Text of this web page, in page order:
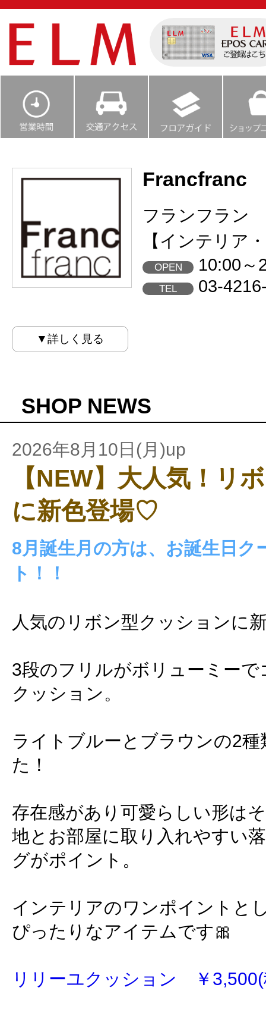
Francfranc
フランフラン
【インテリア
OPEN 10:00～
TEL 03-
▼詳しく見る
SHOP NEWS
2026年8月10日(月)up
【NEW】大人気！リ
に新色登場♡
8月誕生月の方は、お誕生日ク
ト！！
人気のリボン型クッションに
3段のフリルがボリューミー
クッション。
ライトブルーとブラウンの2
た！
存在感があり可愛らしい形は
地とお部屋に取り入れやすい
グがポイント。
インテリアのワンポイントと
ぴったりなアイテムです🎀
リリーユクッション ￥3,500(